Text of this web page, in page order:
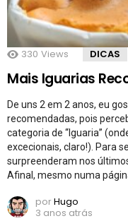
330 Views DICAS
Mais Iguarias
De uns 2 em 2 anos, eu
recomendadas, pois
categoria de “Iguaria”
excecionais, claro!). Para
surpreenderam nos
Afinal, mesmo numa
porHugo
3 anos atrás